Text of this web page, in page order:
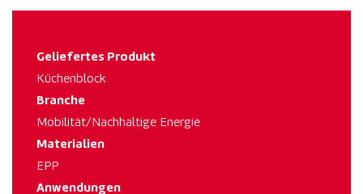
Geliefertes Produkt
Küchenblock
Branche
Mobilität/Nachhaltige Energie
Materialien
EPP
Anwendungen